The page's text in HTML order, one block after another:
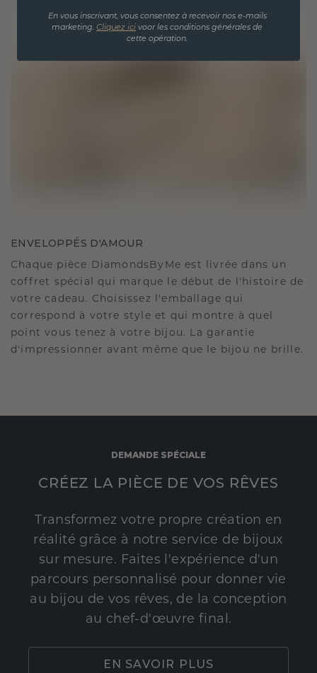
ENVELOPPÉS D'AMOUR
Chaque pièce DiamondsByMe est livrée dans un
coffret spécial qui marque le début de l'histoire de
votre cadeau. Choisissez l'emballage qui
correspond à votre style et qui montre à quel
point vous tenez à votre bijou. La garantie
d'impressionner avant même que le bijou ne brille.
DEMANDE SPÉCIALE
CRÉEZ LA PIÈCE DE VOS RÊVES
Transformez votre propre création en
réalité grâce à notre service de bijoux
sur mesure. Faites l'expérience d'un
parcours personnalisé pour donner vie
au bijou de vos rêves, de la conception
au chef-d'œuvre final.
EN SAVOIR PLUS
En vous inscrivant, vous consentez à recevoir nos e-mails
marketing. Cliquez ici voor les conditions générales de
cette opération.